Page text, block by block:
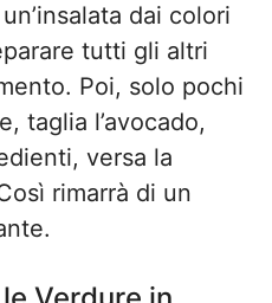
dai colori
tutti gli altri
Poi, solo pochi
taglia l’avocado,
versa la
rimarrà di un